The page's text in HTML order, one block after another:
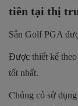
tiên tại thị
Sân Golf PGA
Được thiết kế theo
tốt nhất.
Chủng cỏ sử